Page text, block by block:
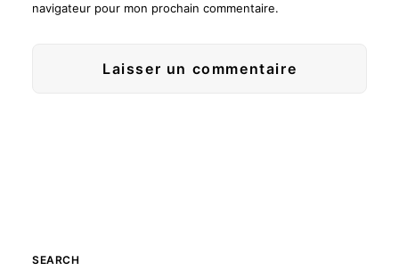
navigateur pour mon prochain commentaire.
SEARCH